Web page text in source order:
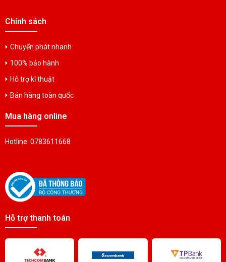
Chính sách
Chuyển phát nhanh
100% bảo hành
Hỗ trợ kĩ thuật
Bán hàng toàn quốc
Mua hàng online
Hotline: 0783611668
Hỗ trợ thanh toán